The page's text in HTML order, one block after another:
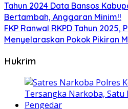
Tahun 2024 Data Bansos
Bertambah, Anggaran Minim!!
FKP Ranwal RKPD Tahun 2025,
Menyelaraskan Pokok Pikiran
Hukrim